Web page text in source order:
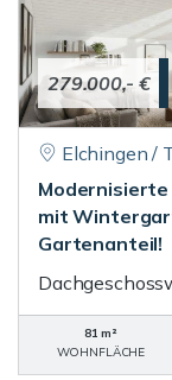
279.000,- €
Elchingen /
mit
Gartenanteil!
81 m²
WOHNFLÄCHE